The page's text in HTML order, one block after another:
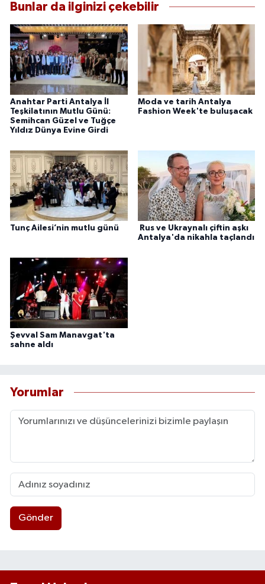
Bunlar da ilginizi çekebilir
Anahtar Parti Antalya İl
Teşkilatının Mutlu Günü:
Semihcan Güzel ve Tuğçe
Yıldız Dünya Evine Girdi
Moda ve tarih Antalya
Fashion Week'te buluşacak
Tunç Ailesi’nin mutlu günü
Rus ve Ukraynalı çiftin aşkı
Antalya'da nikahla taçlandı
Şevval Sam Manavgat'ta
sahne aldı
Yorumlar
Gönder